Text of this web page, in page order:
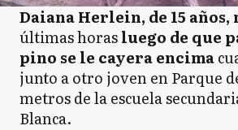
Daiana Herlein, de 15
últimas horasluego de que
pino se le cayera encima
junto a otro joven en Parque
metros de la escuela
Blanca.